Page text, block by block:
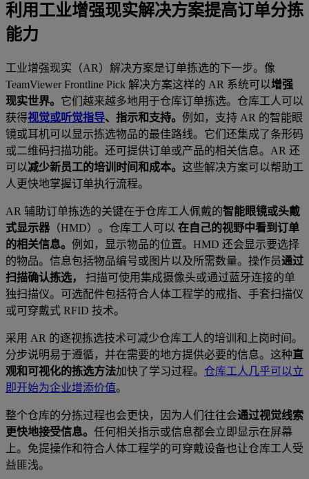
利用工业增强现实解决方案提高订单分拣
能力
工业增强现实（AR）解决方案是订单拣选的下一步。像
TeamViewer Frontline Pick 解决方案这样的 AR 系统可以增强
现实世界。 它们越来越多地用于仓库订单拣选。仓库工人可以
获得视觉或听觉指导、指示和支持。 例如，支持 AR 的智能眼
镜或耳机可以显示拣选物品的最佳路线。它们还集成了条形码
或二维码扫描功能。还可提供订单或产品的相关信息。AR 还
可以减少新员工的培训时间和成本。 这些解决方案可以帮助工
人更快地掌握订单执行流程。
AR 辅助订单拣选的关键在于仓库工人佩戴的智能眼镜或头戴
式显示器（HMD）。仓库工人可以 在自己的视野中看到订单
的相关信息。 例如，显示物品的位置。HMD 还会显示要选择
的物品。信息包括物品编号或图片以及所需数量。操作员通过
扫描确认拣选，
扫描可使用集成摄像头或通过蓝牙连接的单
独扫描仪。可选配件包括符合人体工程学的戒指、手套扫描仪
或可穿戴式 RFID 技术。
采用 AR 的逐视拣选技术可减少仓库工人的培训和上岗时间。
分步说明易于遵循，并在需要的地方提供必要的信息。这种直
观和可视化的拣选方法加快了学习过程。 仓库工人几乎可以立
即开始为企业增添价值。
整个仓库的分拣过程也会更快，因为人们往往会通过视觉线索
更快地接受信息。 任何相关指示或信息都会立即显示在屏幕
上。免提操作和符合人体工程学的可穿戴设备也让仓库工人受
益匪浅。